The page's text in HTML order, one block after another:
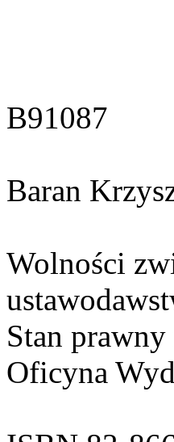
B91087
Baran
Wolności
Stan
Oficyna